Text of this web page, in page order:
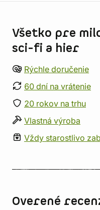
Všetko pre
sci-fi a hier
Rýchle doručenie
60 dní na vrátenie
20 rokov na trhu
Vlastná výroba
Vždy starostlivo
Overené